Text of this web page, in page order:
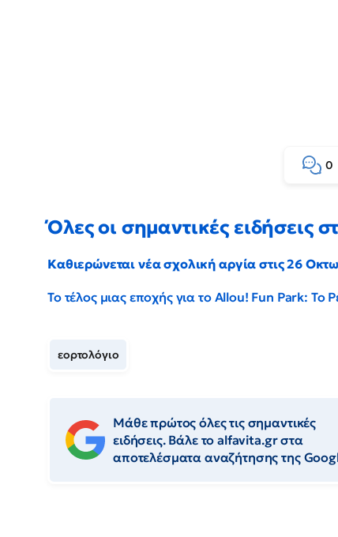
0
Όλες οι σημαντικές ειδήσεις
Καθιερώνεται νέα σχολική αργία στις 26
Το τέλος μιας εποχής για το Allou! Fun Park: Το
εορτολόγιο
Μάθε πρώτος όλες τις σημαντικές
ειδήσεις. Βάλε το alfavita.gr στα
αποτελέσματα αναζήτησης της